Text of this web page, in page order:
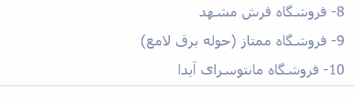
8- فروشگاه فرش
مشهد
9- فروشگاه
ممتاز (حوله برق لامع)
10- فروشگاه مانتوسرای
آیدا